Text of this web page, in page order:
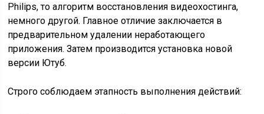
Рhilips, то алгоритм восстановления видеохостинга,
немного другой. Главное отличие заключается в
предварительном удалении неработающего
приложения. Затем производится установка новой
версии Ютуб.
Строго соблюдаем этапность выполнения действий: